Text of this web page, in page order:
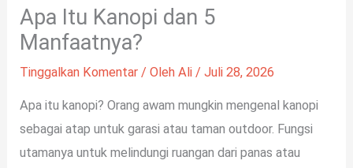
Apa Itu Kanopi dan 5
Manfaatnya?
Tinggalkan Komentar / OlehAli/Juli 28, 2026
Apa itu kanopi? Orang awam mungkin mengenal kanopi
sebagai atap untuk garasi atau taman outdoor. Fungsi
utamanya untuk melindungi ruangan dari panas atau